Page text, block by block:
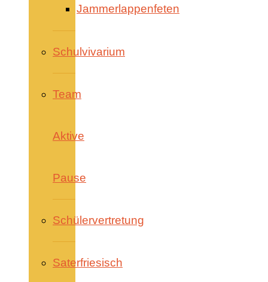
Jammerlappenfeten
Schulvivarium
Team
Aktive
Pause
Schülervertretung
Saterfriesisch